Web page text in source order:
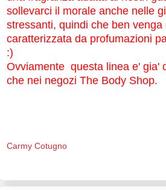
sollevarci il morale anche nelle
stressanti, quindi che ben venga
caratterizzata da profumazioni
:)
Ovviamente questa linea e' gia'
che nei negozi The Body Shop.
Carmy Cotugno